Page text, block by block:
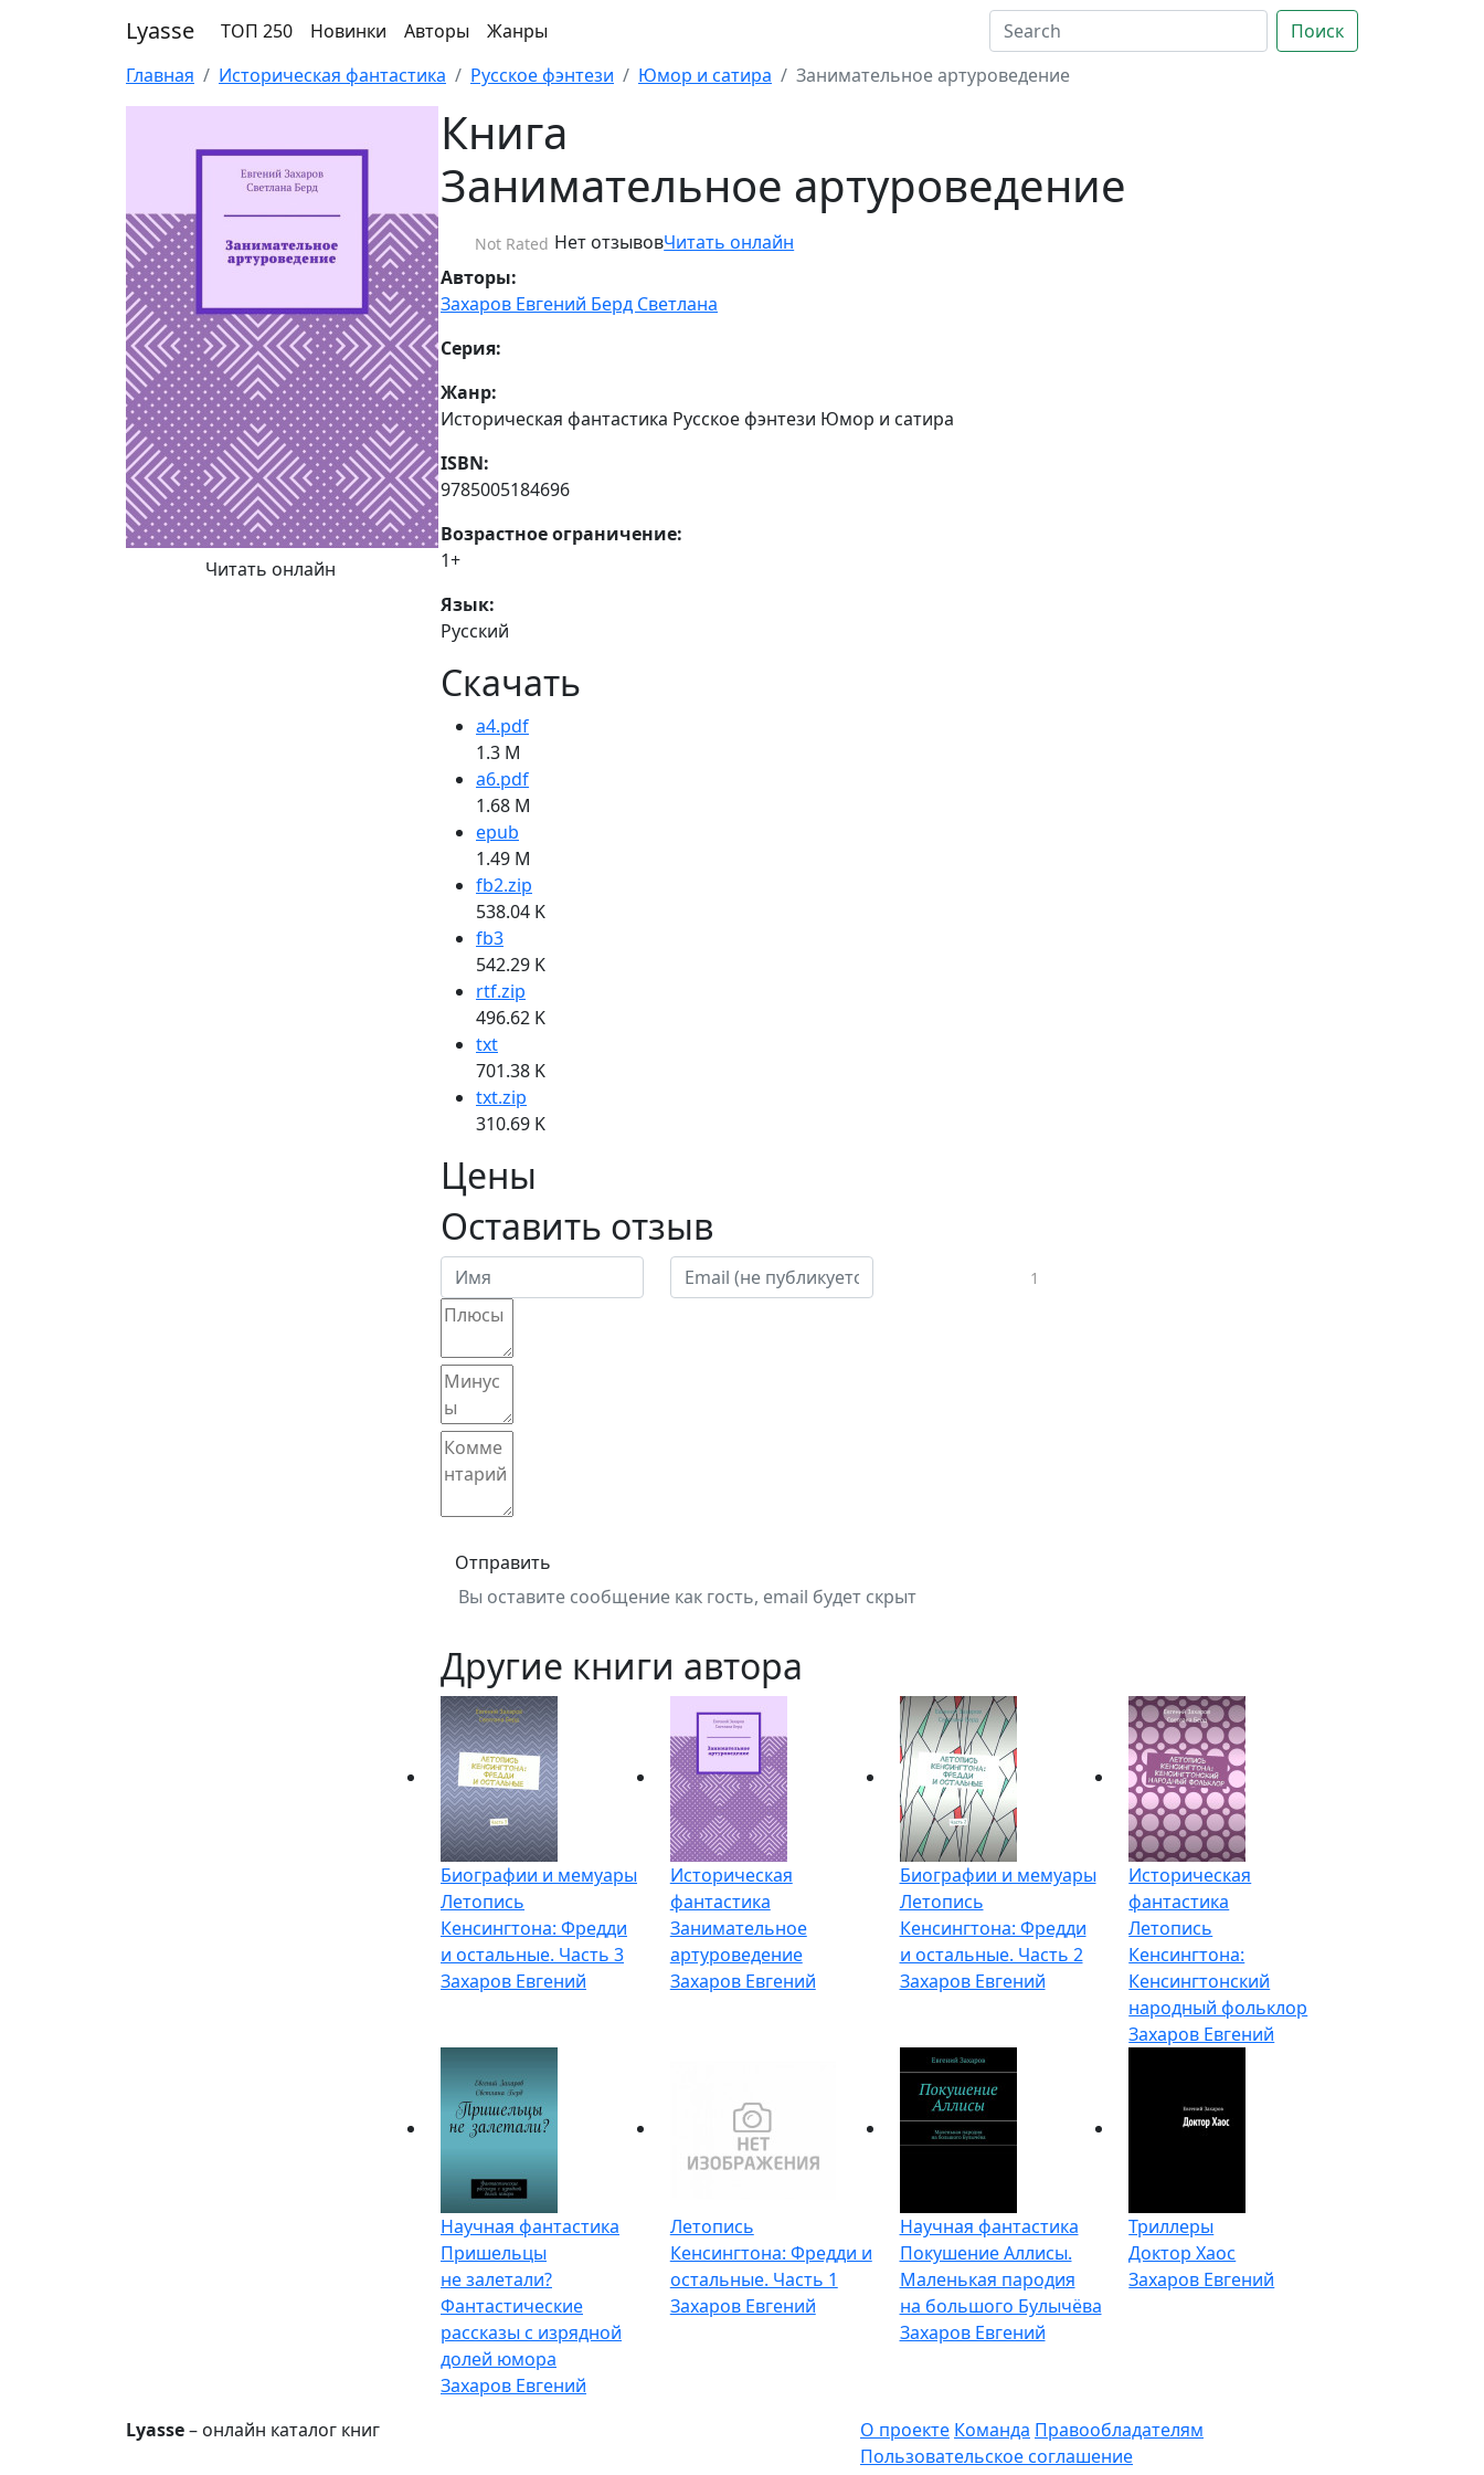
Lyasse ТОП 250 Новинки Авторы Жанры
Поиск
Главная
Историческая фантастика Русское фэнтези Юмор и сатира Занимательное артуроведение
Читать онлайн
Книга
Занимательное артуроведение
Not Rated Нет отзывовЧитать онлайн
Авторы:
Захаров Евгений Берд Светлана
Серия:
Жанр:
Историческая фантастика Русское фэнтези Юмор и сатира
ISBN:
9785005184696
Возрастное ограничение:
1+
Язык:
Русский
Скачать
a4.pdf
1.3 M
a6.pdf
1.68 M
epub
1.49 M
fb2.zip
538.04 K
fb3
542.29 K
rtf.zip
496.62 K
txt
701.38 K
txt.zip
310.69 K
Цены
Оставить отзыв
Отправить
Вы оставите сообщение как гость, email будет скрыт
1
Другие книги автора
Биографии и мемуары
Летопись
Кенсингтона: Фредди
и остальные. Часть 3
Захаров Евгений
Историческая
фантастика
Занимательное
артуроведение
Захаров Евгений
Биографии и мемуары
Летопись
Кенсингтона: Фредди
и остальные. Часть 2
Захаров Евгений
Историческая
фантастика
Летопись
Кенсингтона:
Кенсингтонский
народный фольклор
Захаров Евгений
Научная фантастика
Пришельцы
не залетали?
Фантастические
рассказы с изрядной
долей юмора
Захаров Евгений
Летопись
Кенсингтона: Фредди и
остальные. Часть 1
Захаров Евгений
Научная фантастика
Покушение Аллисы.
Маленькая пародия
на большого Булычёва
Захаров Евгений
Триллеры
Доктор Хаос
Захаров Евгений
Lyasse– онлайн каталог книг О проекте Команда Правообладателям
Пользовательское соглашение